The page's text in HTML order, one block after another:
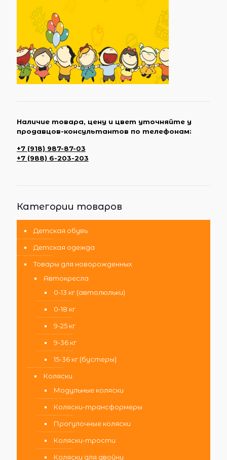
Наличие товара, цену и цвет уточняйте у
продавцов-консультантов по телефонам:
+7 (918) 987-87-03
+7 (988) 6-203-203
Категории товаров
Детская обувь
Детская одежда
Товары для новорожденных
Автокресла
0-13 кг (автолюльки)
0-18 кг
9-25 кг
9-36 кг
15-36 кг (бустеры)
Коляски
Модульные коляски
Коляски-трансформеры
Прогулочные коляски
Коляски-трости
Коляски для двойни